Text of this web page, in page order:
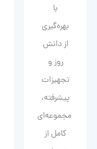
با
بهره‌گیری
از دانش
روز و
تجهیزات
پیشرفته،
مجموعه‌ای
کامل از